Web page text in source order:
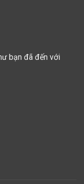
bạn đã đến với